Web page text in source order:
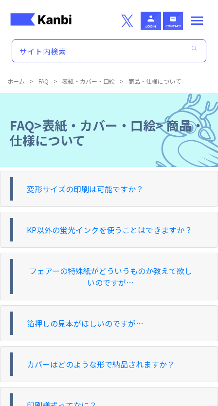
ホーム > FAQ > 表紙・カバー・口絵 > 商品・仕様について
FAQ>表紙・カバー・口絵>商品・
仕様について
変形サイズの印刷は可能ですか？
KP以外の蛍光インクを使うことはできますか？
フェアーの特殊紙がどういうものか教えて欲し
いのですが…
箔押しの見本がほしいのですが…
カバーはどのような形で納品されますか？